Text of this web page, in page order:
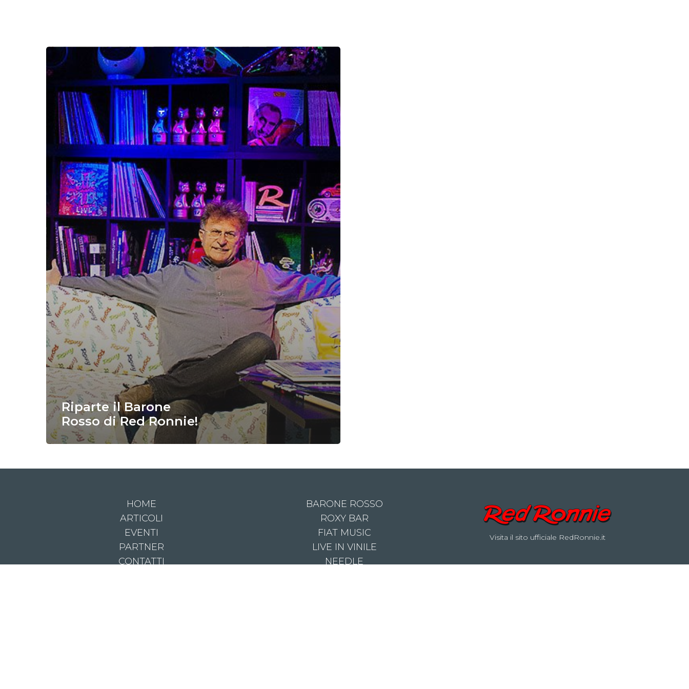
Riparte il Barone
Rosso di Red Ronnie!
HOME
ARTICOLI
EVENTI
PARTNER
CONTATTI
BARONE ROSSO
ROXY BAR
FIAT MUSIC
LIVE IN VINILE
NEEDLE
Visita il sito ufficiale RedRonnie.it